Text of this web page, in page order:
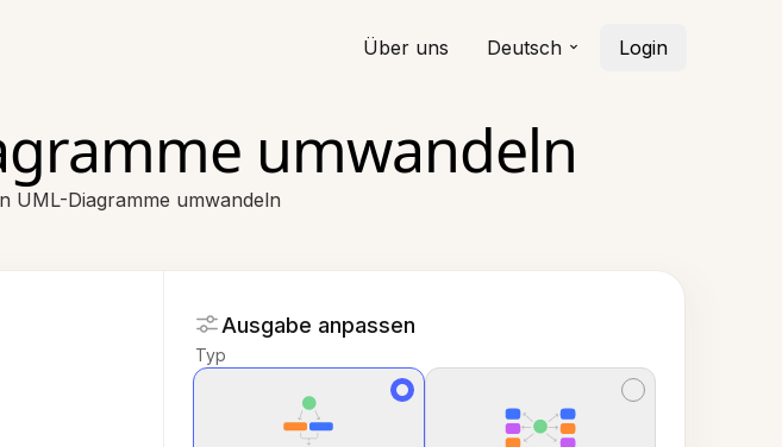
Über uns Deutsch Login
umwandeln
UML-Diagramme umwandeln
Ausgabe anpassen
Typ